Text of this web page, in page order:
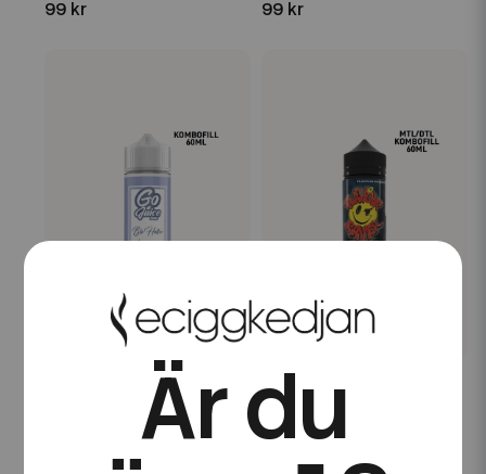
99 kr
99 kr
Go Juice | Blå Hallon |
60ml Kombofill
Flavour Raver
Flavour Raver |
Icesomnia | 60ml
Kombofill
Är du